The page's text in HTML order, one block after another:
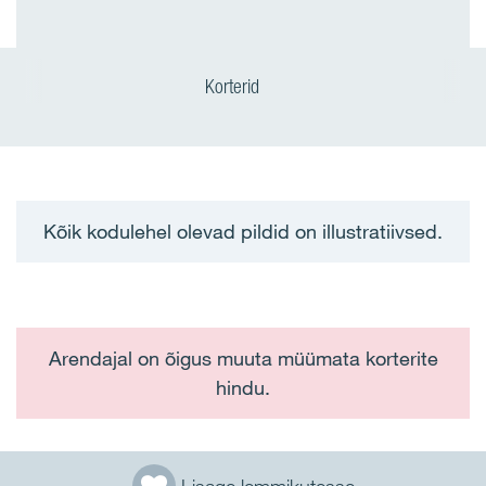
Korterid
Kõik kodulehel olevad pildid on illustratiivsed.
Arendajal on õigus muuta müümata korterite
hindu.